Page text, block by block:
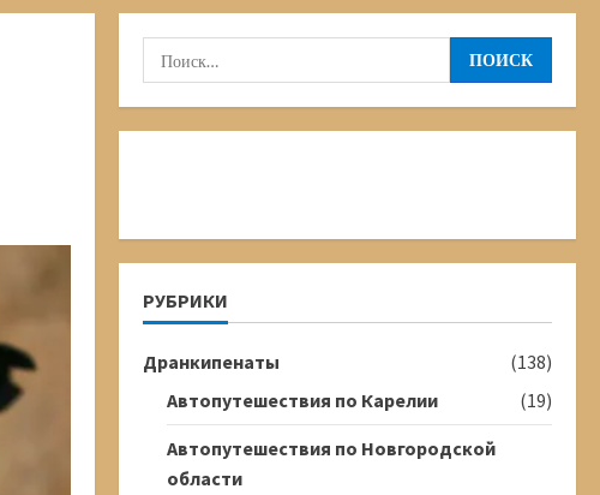
Найти:
РУБРИКИ
Дранкипенаты
(138)
Автопутешествия по Карелии
(19)
Автопутешествия по Новгородской
области